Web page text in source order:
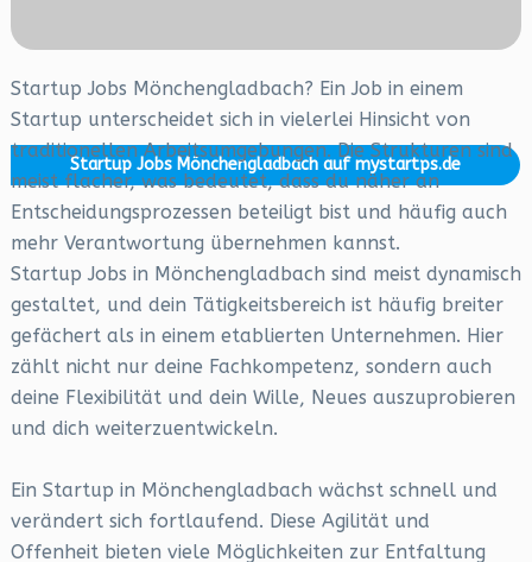
Startup Jobs Mönchengladbach auf mystartps.de
Startup Jobs Mönchengladbach? Ein Job in einem
Startup unterscheidet sich in vielerlei Hinsicht von
traditionellen Arbeitsumgebungen. Die Strukturen sind
meist flacher, was bedeutet, dass du näher an
Entscheidungsprozessen beteiligt bist und häufig auch
mehr Verantwortung übernehmen kannst.
Startup Jobs in Mönchengladbach sind meist dynamisch
gestaltet, und dein Tätigkeitsbereich ist häufig breiter
gefächert als in einem etablierten Unternehmen. Hier
zählt nicht nur deine Fachkompetenz, sondern auch
deine Flexibilität und dein Wille, Neues auszuprobieren
und dich weiterzuentwickeln.
Ein Startup in Mönchengladbach wächst schnell und
verändert sich fortlaufend. Diese Agilität und
Offenheit bieten viele Möglichkeiten zur Entfaltung